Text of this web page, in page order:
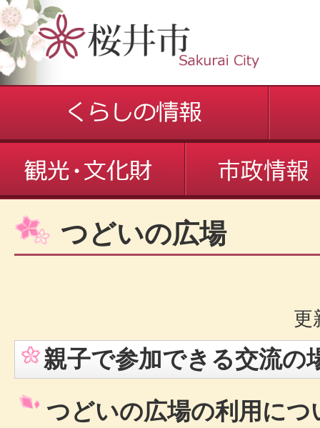
つどいの広場
更
親子で参加できる交流の
つどいの広場の利用につ